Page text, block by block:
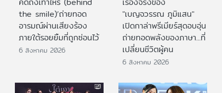
the smile)’ถ่ายทอด
อารมณ์ผ่านเสียงร้อง
ภายใต้รอยยิ้มที่ถูกซ่อนไว้
6 สิงหาคม 2026
"เบญจวรรณ ภูมิแสน"
เปิดกาล่าพรีเมียร์สุดอบอุ่น
ถ่ายทอดพลังของภาษา...ที่
เปลี่ยนชีวิตผู้คน
6 สิงหาคม 2026